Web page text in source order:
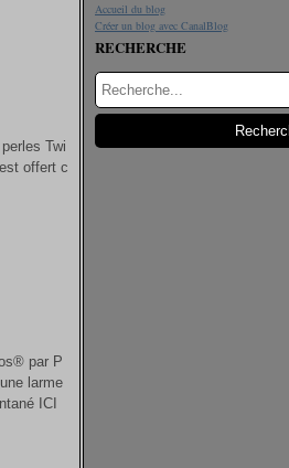
Twi
offert c
par P
larme
ICI
Accueil du blog
Créer un blog avec CanalBlog
RECHERCHE